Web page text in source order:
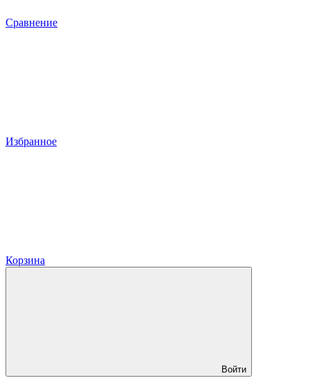
Сравнение
Избранное
Корзина
Войти